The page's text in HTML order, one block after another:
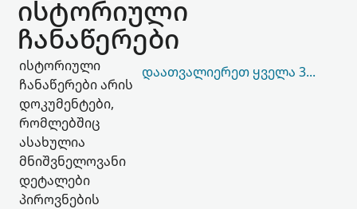
ისტორიული
ჩანაწერები
ისტორიული
ჩანაწერები არის
დოკუმენტები,
რომლებშიც
ასახულია
მნიშვნელოვანი
დეტალები
პიროვნების
ᲓᲐᲐᲗᲕᲐᲚᲘᲔᲠᲔᲗ ᲧᲕᲔᲚᲐ 302,105